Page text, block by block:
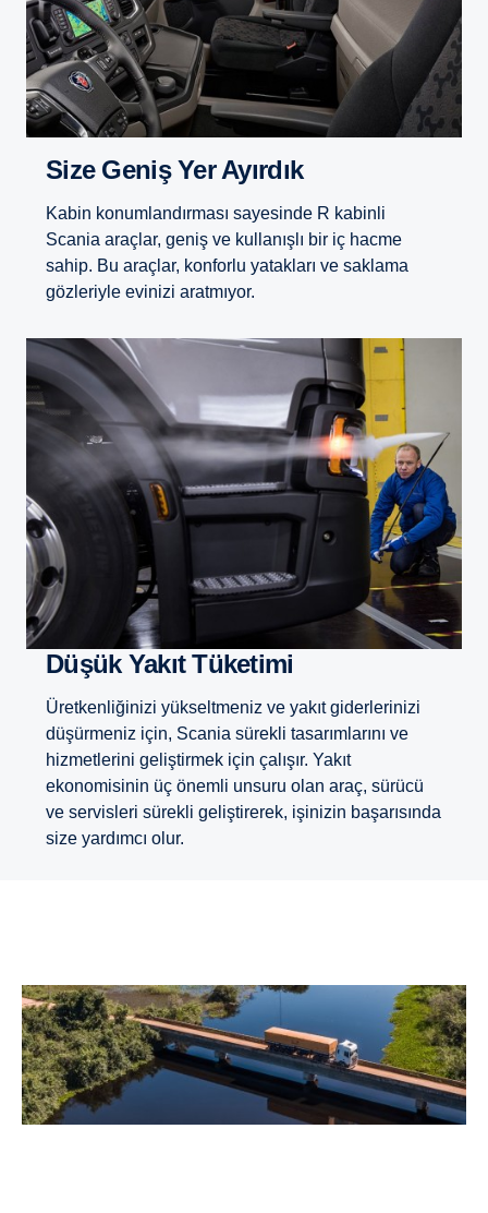
Size Geniş Yer Ayırdık
Kabin konumlandırması sayesinde R kabinli
Scania araçlar, geniş ve kullanışlı bir iç hacme
sahip. Bu araçlar, konforlu yatakları ve saklama
gözleriyle evinizi aratmıyor.
Düşük Yakıt Tüketimi
Üretkenliğinizi yükseltmeniz ve yakıt giderlerinizi
düşürmeniz için, Scania sürekli tasarımlarını ve
hizmetlerini geliştirmek için çalışır. Yakıt
ekonomisinin üç önemli unsuru olan araç, sürücü
ve servisleri sürekli geliştirerek, işinizin başarısında
size yardımcı olur.